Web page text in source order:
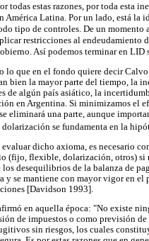
todas estas razones, por toda esta
América Latina. Por un lado, está la
tipo de controles. De un momento
restricciones al endeudamiento
Así podemos terminar en
lo que en el fondo quiere decir
bien la mayor parte del tiempo, la
de algún país asiático, la
en Argentina. Si minimizamos el
eliminará una parte, aunque
dolarización se fundamenta en la
evaluar dicho axioma, es necesario
(fijo, flexible, dolarización, otros) si
los desequilibrios de la balanza de
y se mantiene con mayor vigor en
[Davidson 1993].
en aquella época: "No existe
de impuestos o como previsión
sin riesgos, los cuales